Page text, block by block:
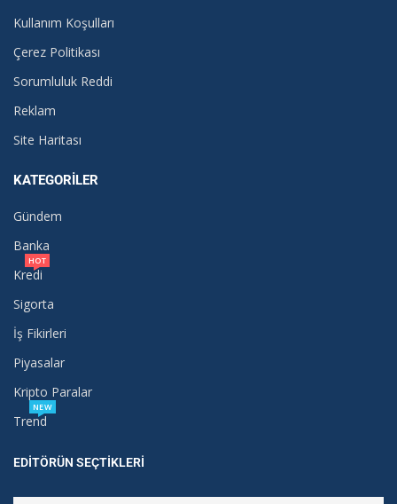
Kullanım Koşulları
Çerez Politikası
Sorumluluk Reddi
Reklam
Site Haritası
KATEGORILER
Gündem
Banka
Kredi
HOT
Sigorta
İş Fikirleri
Piyasalar
Kripto Paralar
Trend
NEW
EDITÖRÜN SEÇTIKLERI